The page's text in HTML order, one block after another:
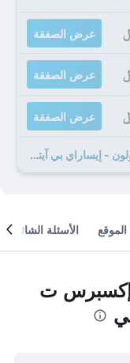
عرض الصفقة
عرض الصفقة
عرض الصفقة
16 صفقة إضافية لـ هوليداي إن إكسبرس ت ولون - إيساراي بي آيتش جي
الموقع الأسئلة الشائعة
إكسبرس ت